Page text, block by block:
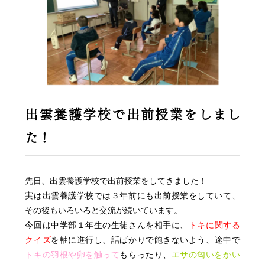
出雲養護学校で出前授業をしまし
た！
先日、出雲養護学校で出前授業をしてきました！
実は出雲養護学校では３年前にも出前授業をしていて、
その後もいろいろと交流が続いています。
今回は中学部１年生の生徒さんを相手に、
トキに関する
クイズを軸に進行し、話ばかりで飽きないよう、途中で
トキの羽根や卵を触って もらったり、 エサの匂いをかい